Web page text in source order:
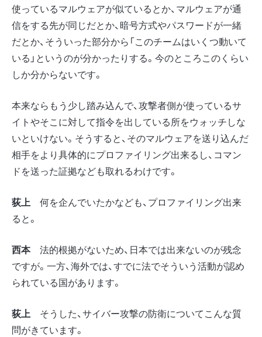
使っているマルウェアが似ているとか、マルウェアが通
信をする先が同じだとか、暗号方式やパスワードが一緒
だとか、そういった部分から「このチームはいくつ動いて
いる」というのが分かったりする。今のところこのくらい
しか分からないです。
本来ならもう少し踏み込んで、攻撃者側が使っているサ
イトやそこに対して指令を出している所をウォッチしな
いといけない。そうすると、そのマルウェアを送り込んだ
相手をより具体的にプロファイリング出来るし、コマン
ドを送った証拠なども取れるわけです。
荻上 何を企んでいたかなども、プロファイリング出来
ると。
西本法的根拠がないため、日本では出来ないのが残念
ですが。一方、海外では、すでに法でそういう活動が認め
られている国があります。
荻上 そうした、サイバー攻撃の防衛についてこんな質
問がきています。